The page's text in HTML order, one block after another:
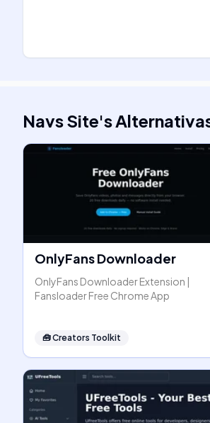
Navs Site's
OnlyFans Downloader
OnlyFans Downloader Extension |
Fansloader Free Chrome App
🧰Creators Toolkit